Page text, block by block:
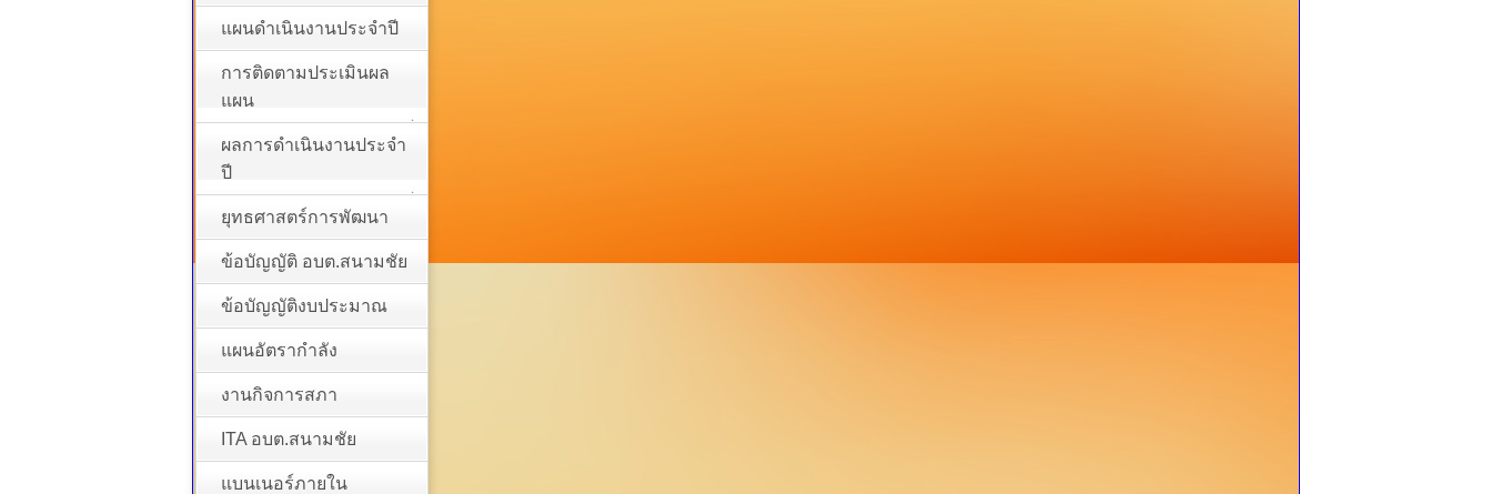
แผนดำเนินงานประจำปี
การติดตามประเมินผล
แผน
ผลการดำเนินงานประจำ
ปี
ยุทธศาสตร์การพัฒนา
ข้อบัญญัติ อบต.สนามชัย
ข้อบัญญัติงบประมาณ
แผนอัตรากำลัง
งานกิจการสภา
ITA อบต.สนามชัย
แบนเนอร์ภายใน